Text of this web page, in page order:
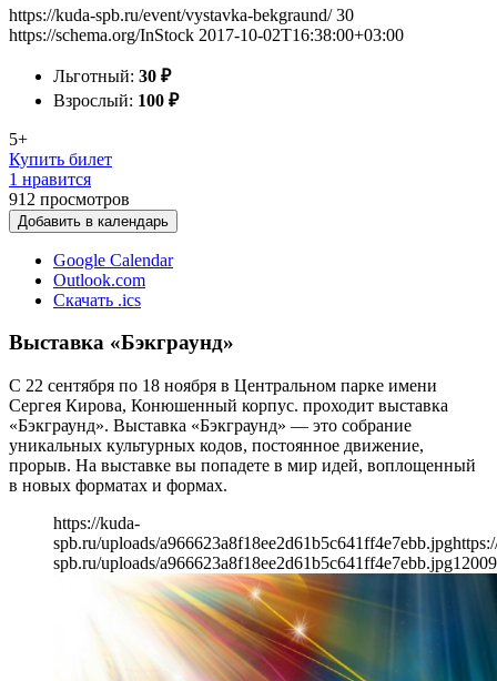
https://kuda-spb.ru/event/vystavka-bekgraund/ 30
https://schema.org/InStock 2017-10-02T16:38:00+03:00
Льготный: 30 ₽
Взрослый: 100 ₽
5+
Купить билет
1 нравится
912 просмотров
Добавить в календарь
Google Calendar
Outlook.com
Скачать .ics
Выставка «Бэкграунд»
С 22 сентября по 18 ноября в Центральном парке имени
Сергея Кирова, Конюшенный корпус. проходит выставка
«Бэкграунд». Выставка «Бэкграунд» — это собрание
уникальных культурных кодов, постоянное движение,
прорыв. На выставке вы попадете в мир идей, воплощенный
в новых форматах и формах.
https://kuda-
spb.ru/uploads/a966623a8f18ee2d61b5c641ff4e7ebb.jpg
spb.ru/uploads/a966623a8f18ee2d61b5c641ff4e7ebb.jpg1200